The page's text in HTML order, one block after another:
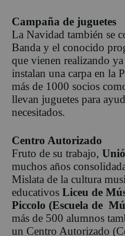
Campaña de juguetes
La Navidad también se
Banda y el conocido
que vienen realizando
instalan una carpa en la
más de 1000 socios
llevan juguetes para
necesitados.
Centro Autorizado
Fruto de su trabajo,
muchos años
Mislata de la cultura
educativos Liceu de
Piccolo (Escuela de
más de 500 alumnos
un Centro Autorizado